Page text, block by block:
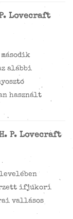
Lovecraft
alábbi
használt
P. Lovecraft
ifjúkori
vallásos